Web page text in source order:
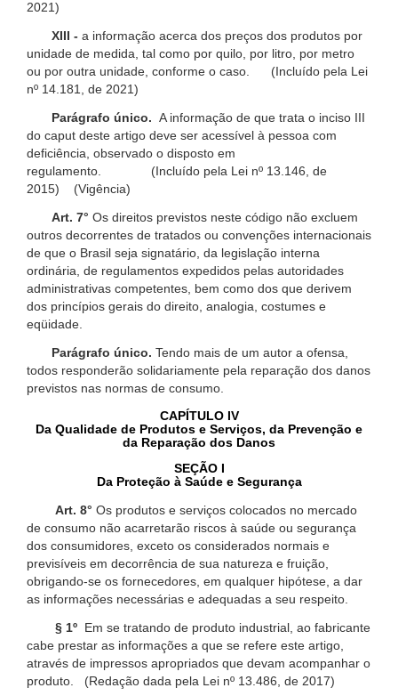
2021)
XIII - a informação acerca dos preços dos produtos por
unidade de medida, tal como por quilo, por litro, por metro
ou por outra unidade, conforme o caso. (Incluído pela Lei
nº 14.181, de 2021)
Parágrafo único. A informação de que trata o inciso III
do caput deste artigo deve ser acessível à pessoa com
deficiência, observado o disposto em
regulamento. (Incluído pela Lei nº 13.146, de
2015) (Vigência)
Art. 7° Os direitos previstos neste código não excluem
outros decorrentes de tratados ou convenções internacionais
de que o Brasil seja signatário, da legislação interna
ordinária, de regulamentos expedidos pelas autoridades
administrativas competentes, bem como dos que derivem
dos princípios gerais do direito, analogia, costumes e
eqüidade.
Parágrafo único. Tendo mais de um autor a ofensa,
todos responderão solidariamente pela reparação dos danos
previstos nas normas de consumo.
CAPÍTULO IV
Da Qualidade de Produtos e Serviços, da Prevenção e
da Reparação dos Danos
SEÇÃO I
Da Proteção à Saúde e Segurança
Art. 8° Os produtos e serviços colocados no mercado
de consumo não acarretarão riscos à saúde ou segurança
dos consumidores, exceto os considerados normais e
previsíveis em decorrência de sua natureza e fruição,
obrigando-se os fornecedores, em qualquer hipótese, a dar
as informações necessárias e adequadas a seu respeito.
§ 1º Em se tratando de produto industrial, ao fabricante
cabe prestar as informações a que se refere este artigo,
através de impressos apropriados que devam acompanhar o
produto. (Redação dada pela Lei nº 13.486, de 2017)